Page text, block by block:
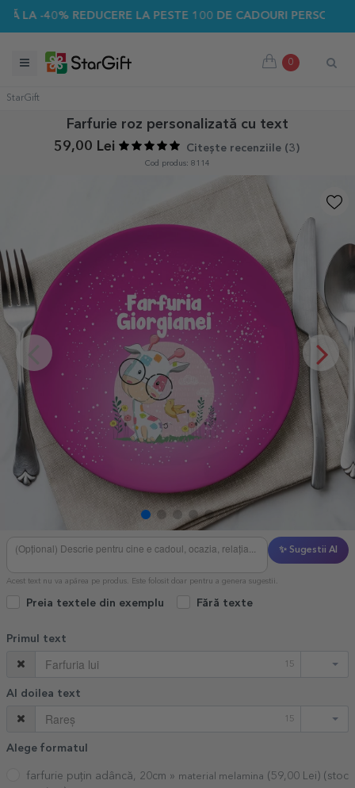
40% REDUCERE LA PESTE 100 DE CADOURI PERSONALIZATE
0
StarGift
Farfurie roz personalizată cu text
59,00 Lei
Citește recenziile (3 )
Cod produs: 8114
✨ Sugestii AI
Acest text nu va apărea pe produs. Este folosit doar pentru a genera sugestii.
Preia textele din exemplu Fără texte
Primul text
15
Al doilea text
15
Alege formatul
farfurie puțin adâncă, 20cm » material melamina ( 59,00 Lei) (stoc